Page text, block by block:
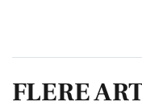
FLERE